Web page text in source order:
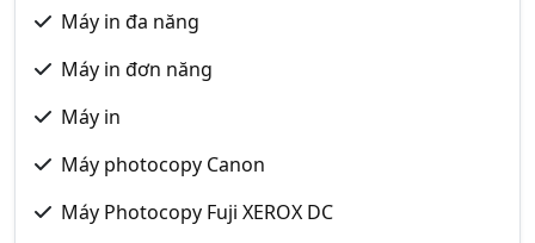
Máy in đa năng
Máy in đơn năng
Máy in
Máy photocopy Canon
Máy Photocopy Fuji XEROX DC